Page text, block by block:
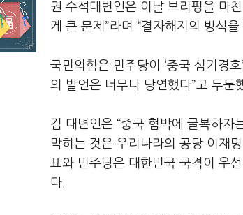
권 수석대변인은 이날 브리핑을 마
게 큰 문제”라며 “결자해지의 방식
국민의힘은 민주당이 ‘중국 심기경
의 발언은 너무나 당연했다”고 두둔
김 대변인은 “중국 협박에 굴복하자
막히는 것은 우리나라의 공당 이재
표와 민주당은 대한민국 국격이 우
다.